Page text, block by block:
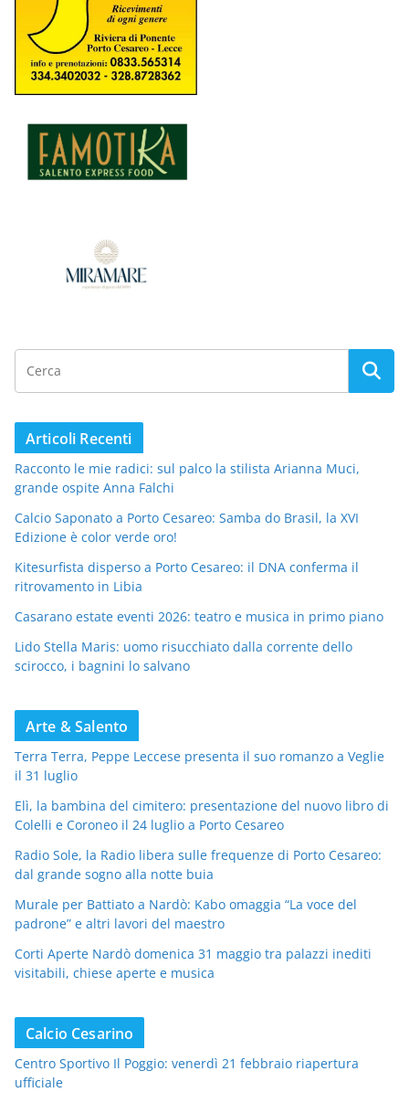
Articoli Recenti
Racconto le mie radici: sul palco la stilista Arianna Muci,
grande ospite Anna Falchi
Calcio Saponato a Porto Cesareo: Samba do Brasil, la XVI
Edizione è color verde oro!
Kitesurfista disperso a Porto Cesareo: il DNA conferma il
ritrovamento in Libia
Casarano estate eventi 2026: teatro e musica in primo piano
Lido Stella Maris: uomo risucchiato dalla corrente dello
scirocco, i bagnini lo salvano
Arte & Salento
Terra Terra, Peppe Leccese presenta il suo romanzo a Veglie
il 31 luglio
Elì, la bambina del cimitero: presentazione del nuovo libro di
Colelli e Coroneo il 24 luglio a Porto Cesareo
Radio Sole, la Radio libera sulle frequenze di Porto Cesareo:
dal grande sogno alla notte buia
Murale per Battiato a Nardò: Kabo omaggia “La voce del
padrone” e altri lavori del maestro
Corti Aperte Nardò domenica 31 maggio tra palazzi inediti
visitabili, chiese aperte e musica
Calcio Cesarino
Centro Sportivo Il Poggio: venerdì 21 febbraio riapertura
ufficiale